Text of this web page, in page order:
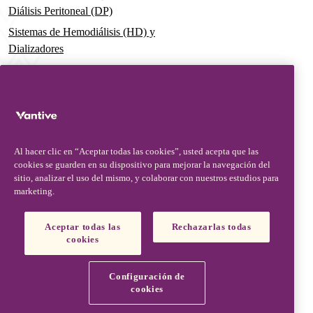
Diálisis Peritoneal (DP)
Sistemas de Hemodiálisis (HD) y
Dializadores
Continua (CRRT)
Conjunto de Filtros y Catéteres
Soporte Avanzado & Educación
Medical Affairs
Contacte con Medical Affairs
Vantive is a trademark of Vantive Health LLC or its affiliates.
Al hacer clic en “Aceptar todas las cookies”, usted acepta que las
cookies se guarden en su dispositivo para mejorar la navegación del
sitio, analizar el uso del mismo, y colaborar con nuestros estudios para
marketing.
Aceptar todas las
cookies
Rechazarlas todas
Configuración de
cookies